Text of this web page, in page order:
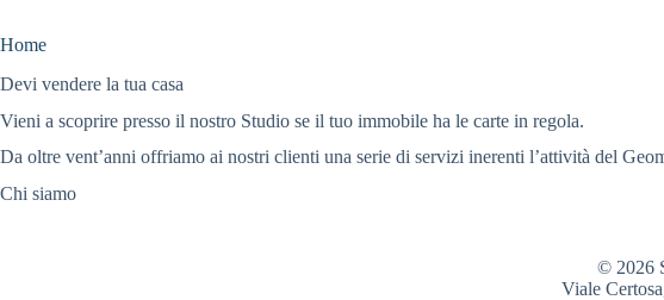
Home
Devi vendere la tua casa
Vieni a scoprire presso il nostro Studio se il tuo immobile ha le carte in regola.
Da oltre vent’anni offriamo ai nostri clienti una serie di servizi inerenti l’attività del
Chi siamo
© 2026
Viale